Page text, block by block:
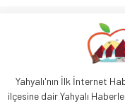
Yahyalı'nın İlk İnternet
ilçesine dair Yahyalı